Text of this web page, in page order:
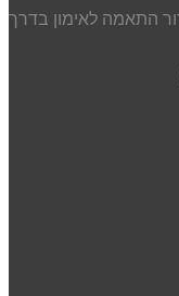
התאמה לאימון בדרך